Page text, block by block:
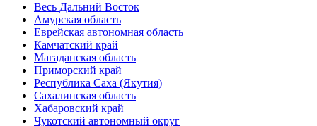
Весь Дальний Восток
Амурская область
Еврейская автономная область
Камчатский край
Магаданская область
Приморский край
Республика Саха (Якутия)
Сахалинская область
Хабаровский край
Чукотский автономный округ